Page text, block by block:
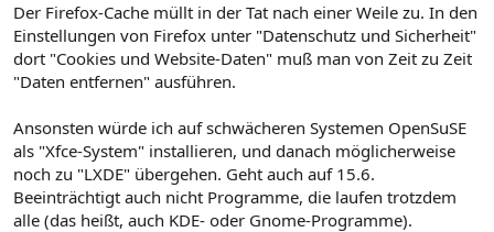
Danach muss man im Firefox z. B. den Default Zoom Level neu
einstellen. Aber es fuehlt sich direkt minder-lahmkrueckig an
Der Firefox-Cache müllt in der Tat nach einer Weile zu. In den
Einstellungen von Firefox unter "Datenschutz und Sicherheit"
dort "Cookies und Website-Daten" muß man von Zeit zu Zeit
"Daten entfernen" ausführen.
Ansonsten würde ich auf schwächeren Systemen OpenSuSE
als "Xfce-System" installieren, und danach möglicherweise
noch zu "LXDE" übergehen. Geht auch auf 15.6.
Beeinträchtigt auch nicht Programme, die laufen trotzdem
alle (das heißt, auch KDE- oder Gnome-Programme).